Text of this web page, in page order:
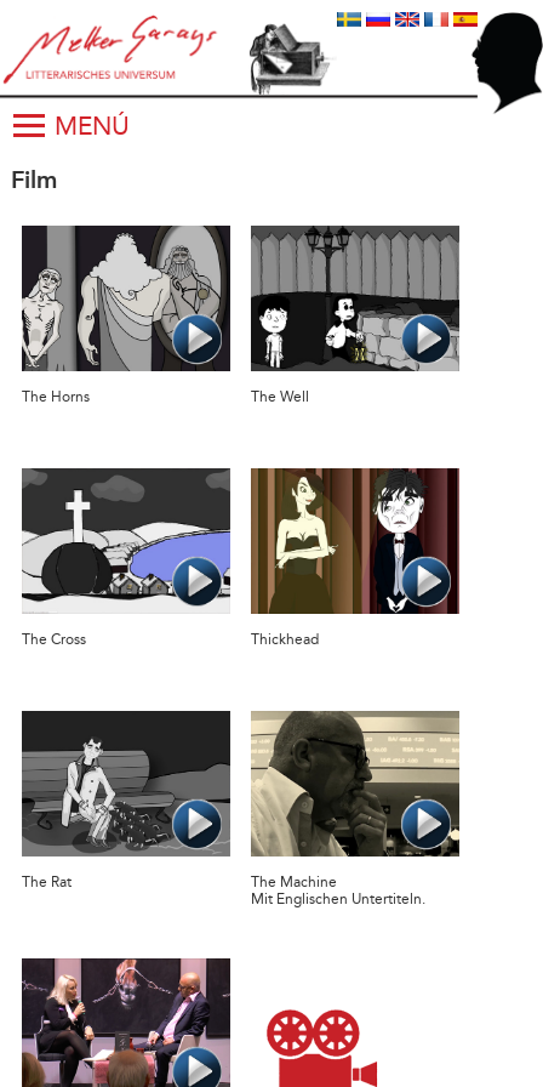
MENÚ
Film
The Horns The Well
The Cross Thickhead
The Rat
The Machine
Mit Englischen Untertiteln.